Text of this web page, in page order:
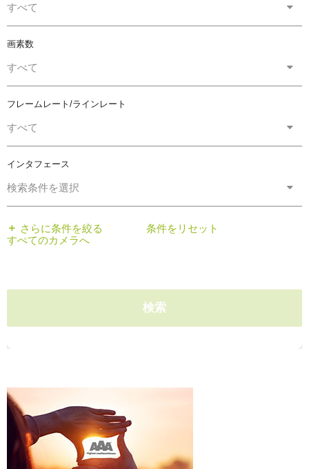
すべて
画素数
すべて
フレームレート/ラインレート
すべて
インタフェース
検索条件を選択
さらに条件を絞る
条件をリセット
すぺてのカメラへ
検索